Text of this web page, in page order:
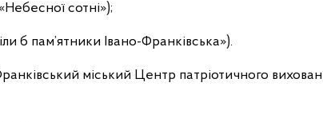
сотні»);
б пам’ятники Івано-Франківська»).
міський Центр патріотичного